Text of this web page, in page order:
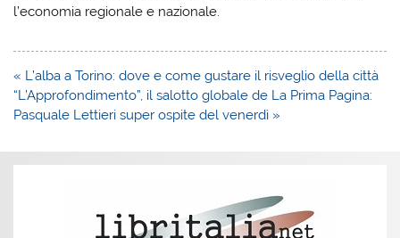
l’economia regionale e nazionale.
Navigazione
articoli
« L’alba a Torino: dove e come gustare il risveglio della città
“L’Approfondimento”, il salotto globale de La Prima Pagina:
Pasquale Lettieri super ospite del venerdì »